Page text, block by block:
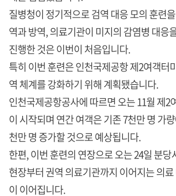
질병청이 정기적으로 검역 대응 모의 훈련
역과 방역, 의료기관이 미지의 감염병 대응
진행한 것은 이번이 처음입니다.
특히 이번 훈련은 인천국제공항 제2여객터
역 체계를 강화하기 위해 계획됐습니다.
인천국제공항공사에 따르면 오는 11월 제2
이 시작되며 연간 여객은 기존 7천만 명 가
천만 명 증가할 것으로 예상됩니다.
한편, 이번 훈련의 연장으로 오는 24일 분
현장부터 권역 의료기관까지 이어지는 의
이 이어집니다.